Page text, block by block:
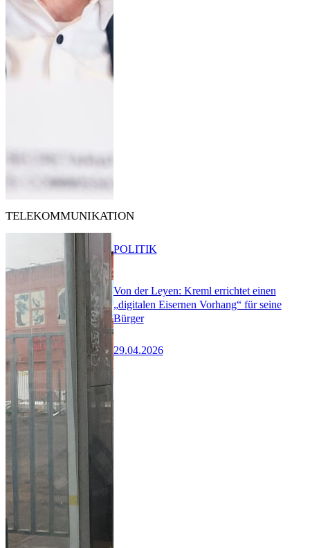
TELEKOMMUNIKATION
Von der Leyen: Kreml errichtet einen
„digitalen Eisernen Vorhang“ für seine
Bürger
29.04.2026
POLITIK